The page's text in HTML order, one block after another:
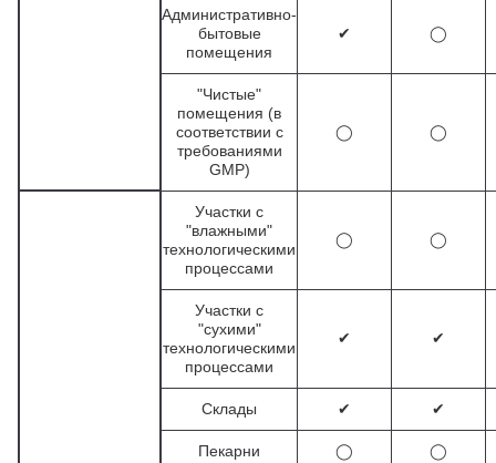
Административно-
бытовые
помещения
✔ ◯
"Чистые"
помещения (в
соответствии с
требованиями
GMP)
◯ ◯
Участки с
"влажными"
технологическими
процессами
◯ ◯
Участки с
"сухими"
технологическими
процессами
✔ ✔
Склады ✔ ✔
Пекарни ◯ ◯